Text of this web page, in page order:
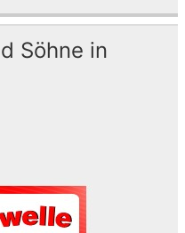
Söhne in